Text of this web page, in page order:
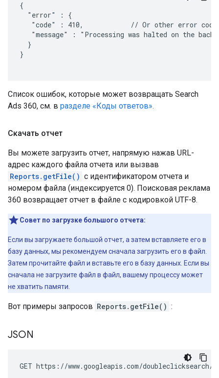
{
  "error" : {
"code" : 410,            // Or other error
"message" : "Processing was halted on the
  }
}
Список ошибок, которые может возвращать Search
Ads 360, см. в разделе «Коды ответов».
Скачать отчет
Вы можете загрузить отчет, напрямую нажав URL-
адрес каждого файла отчета или вызвав
Reports.getFile() с идентификатором отчета и
номером файла (индексируется 0). Поисковая реклама
360 возвращает отчет в файле с кодировкой UTF-8.
Совет по загрузке большого отчета:
Если вы загружаете большой отчет, а затем вставляете его в
базу данных, мы рекомендуем сначала загрузить его в файл.
Затем прочитайте файл и вставьте его в базу данных. Если вы
сначала не загрузите файл в файл, вашему процессу может
не хватить памяти.
Вот примеры запросов Reports.getFile() :
JSON
GET https://www.googleapis.com/doubleclicksearch/